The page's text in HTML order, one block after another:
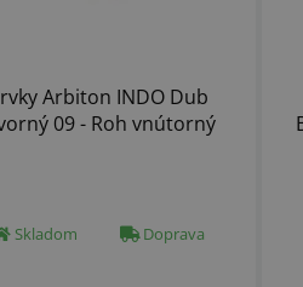
Arbiton INDO Dub
09 - Roh vnútorný
Skladom Doprava